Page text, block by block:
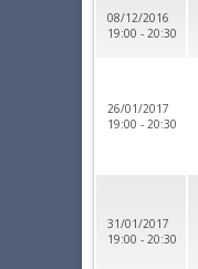
08/12/2016
19:00 - 20:30
26/01/2017
19:00 - 20:30
31/01/2017
19:00 - 20:30